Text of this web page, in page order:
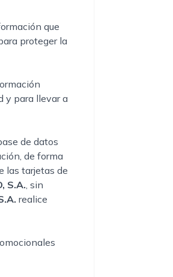
que
proteger la
y para llevar a
de datos
de forma
las tarjetas de
S.A., sin
realice